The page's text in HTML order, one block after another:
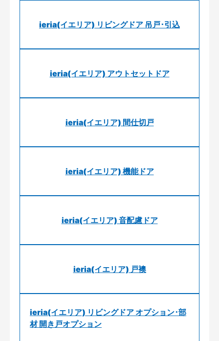
ieria(イエリア) リビングドア 吊戸･引込
ieria(イエリア) アウトセットドア
ieria(イエリア) 間仕切戸
ieria(イエリア) 機能ドア
ieria(イエリア) 音配慮ドア
ieria(イエリア) 戸襖
ieria(イエリア) リビングドア オプション･部
材 開き戸オプション